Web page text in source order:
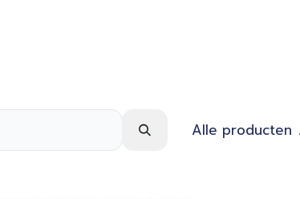
Alle producten